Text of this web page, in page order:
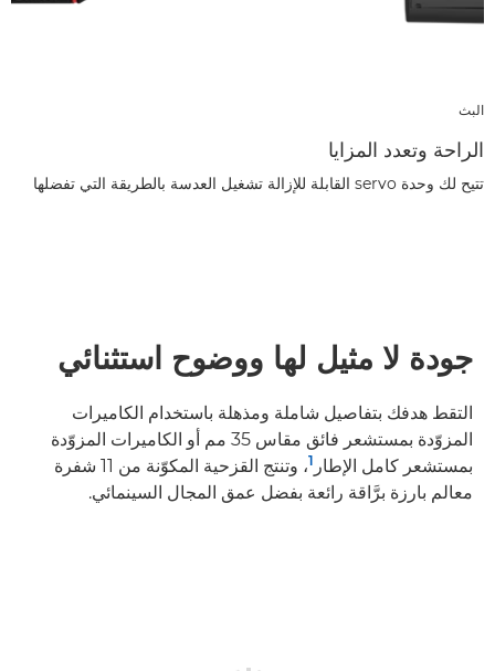
البث
الراحة وتعدد المزايا
تتيح لك وحدة servo القابلة للإزالة تشغيل العدسة بالطريقة التي تفضلها
جودة لا مثيل لها ووضوح استثنائي
التقط هدفك بتفاصيل شاملة ومذهلة باستخدام الكاميرات
المزوّدة بمستشعر فائق مقاس 35 مم أو الكاميرات المزوّدة
بمستشعر كامل الإطار 1
، وتنتج القزحية المكوّنة من 11 شفرة
معالم بارزة برَّاقة رائعة بفضل عمق المجال السينمائي.